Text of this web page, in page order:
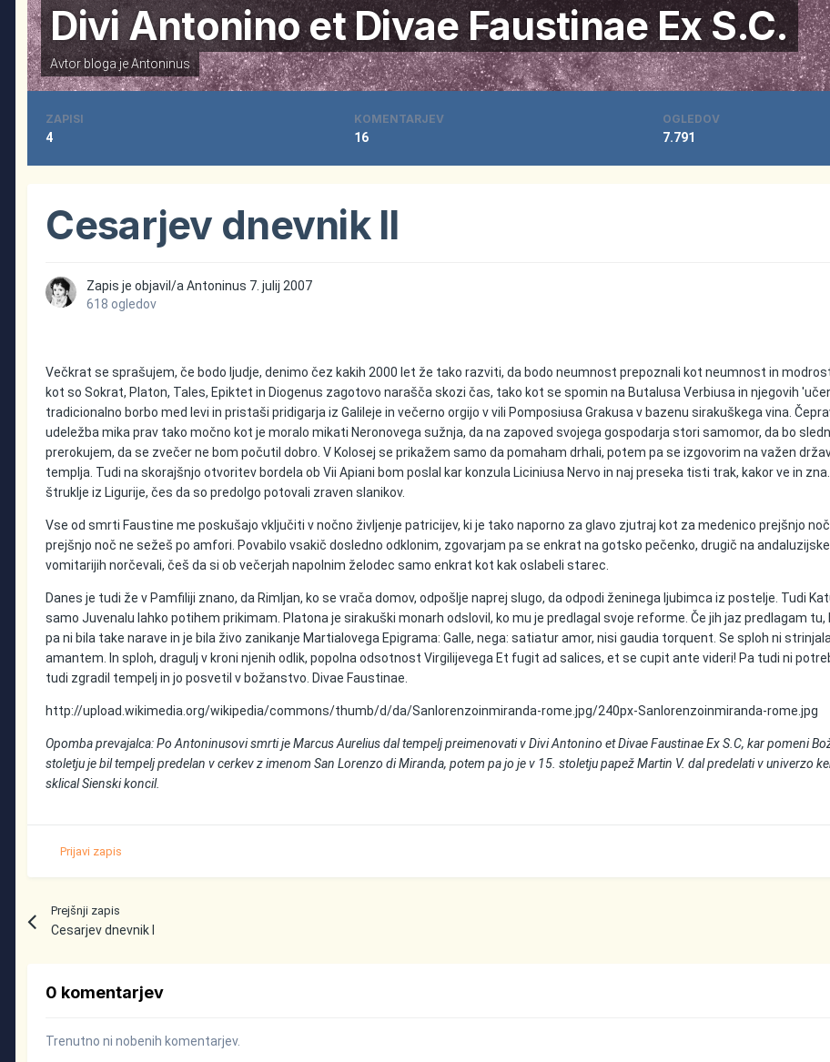
Divi Antonino et Divae Faustinae Ex S.C.
Avtor bloga jeAntoninus
ZAPISI
4
KOMENTARJEV
16
OGLEDOV
7.791
Cesarjev dnevnik II
Zapis je objavil/aAntoninus 7. julij 2007
618 ogledov
Večkrat se sprašujem, če bodo ljudje, denimo čez kakih 2000 let že tako razviti, da bodo neumnost prepoznali kot neumnost in
kot so Sokrat, Platon, Tales, Epiktet in Diogenus zagotovo narašča skozi čas, tako kot se spomin na Butalusa Verbiusa in njegovih
tradicionalno borbo med levi in pristaši pridigarja iz Galileje in večerno orgijo v vili Pomposiusa Grakusa v bazenu sirakuškega vina.
udeležba mika prav tako močno kot je moralo mikati Neronovega sužnja, da na zapoved svojega gospodarja stori samomor, da bo
prerokujem, da se zvečer ne bom počutil dobro. V Kolosej se prikažem samo da pomaham drhali, potem pa se izgovorim na važen
templja. Tudi na skorajšnjo otvoritev bordela ob Vii Apiani bom poslal kar konzula Liciniusa Nervo in naj preseka tisti trak, kakor ve in
štruklje iz Ligurije, čes da so predolgo potovali zraven slanikov.
Vse od smrti Faustine me poskušajo vključiti v nočno življenje patricijev, ki je tako naporno za glavo zjutraj kot za medenico prejšnjo
prejšnjo noč ne sežeš po amfori. Povabilo vsakič dosledno odklonim, zgovarjam pa se enkrat na gotsko pečenko, drugič na
vomitarijih norčevali, češ da si ob večerjah napolnim želodec samo enkrat kot kak oslabeli starec.
Danes je tudi že v Pamfiliji znano, da Rimljan, ko se vrača domov, odpošlje naprej slugo, da odpodi ženinega ljubimca iz postelje. Tudi
samo Juvenalu lahko potihem prikimam. Platona je sirakuški monarh odslovil, ko mu je predlagal svoje reforme. Če jih jaz predlagam
pa ni bila take narave in je bila živo zanikanje Martialovega Epigrama: Galle, nega: satiatur amor, nisi gaudia torquent. Se sploh ni
amantem. In sploh, dragulj v kroni njenih odlik, popolna odsotnost Virgilijevega Et fugit ad salices, et se cupit ante videri! Pa tudi ni
tudi zgradil tempelj in jo posvetil v božanstvo. Divae Faustinae.
http://upload.wikimedia.org/wikipedia/commons/thumb/d/da/Sanlorenzoinmiranda-rome.jpg/240px-Sanlorenzoinmiranda-rome.jpg
Opomba prevajalca: Po Antoninusovi smrti je Marcus Aurelius dal tempelj preimenovati v Divi Antonino et Divae Faustinae Ex S.C, kar pomeni
stoletju je bil tempelj predelan v cerkev z imenom San Lorenzo di Miranda, potem pa jo je v 15. stoletju papež Martin V. dal predelati v univerzo
sklical Sienski koncil.
Prijavi zapis
Prejšnji zapis
Cesarjev dnevnik I
0 komentarjev
Trenutno ni nobenih komentarjev.